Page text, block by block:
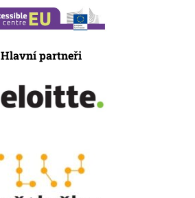
Hlavní partneři